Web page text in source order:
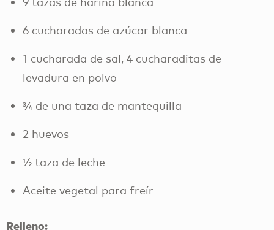
6 cucharadas de azúcar blanca
1 cucharada de sal, 4 cucharaditas de
levadura en polvo
¾ de una taza de mantequilla
2 huevos
½ taza de leche
Aceite vegetal para freír
Relleno: